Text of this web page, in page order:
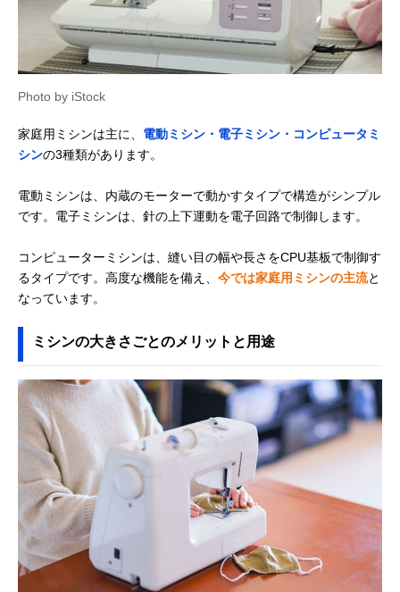
Photo by iStock
家庭用ミシンは主に、 電動ミシン・電子ミシン・コンピュータミ
シンの3種類があります。
電動ミシンは、内蔵のモーターで動かすタイプで構造がシンプル
です。電子ミシンは、針の上下運動を電子回路で制御します。
コンピューターミシンは、縫い目の幅や長さをCPU基板で制御す
るタイプです。高度な機能を備え、 今では家庭用ミシンの主流と
なっています。
ミシンの大きさごとのメリットと用途